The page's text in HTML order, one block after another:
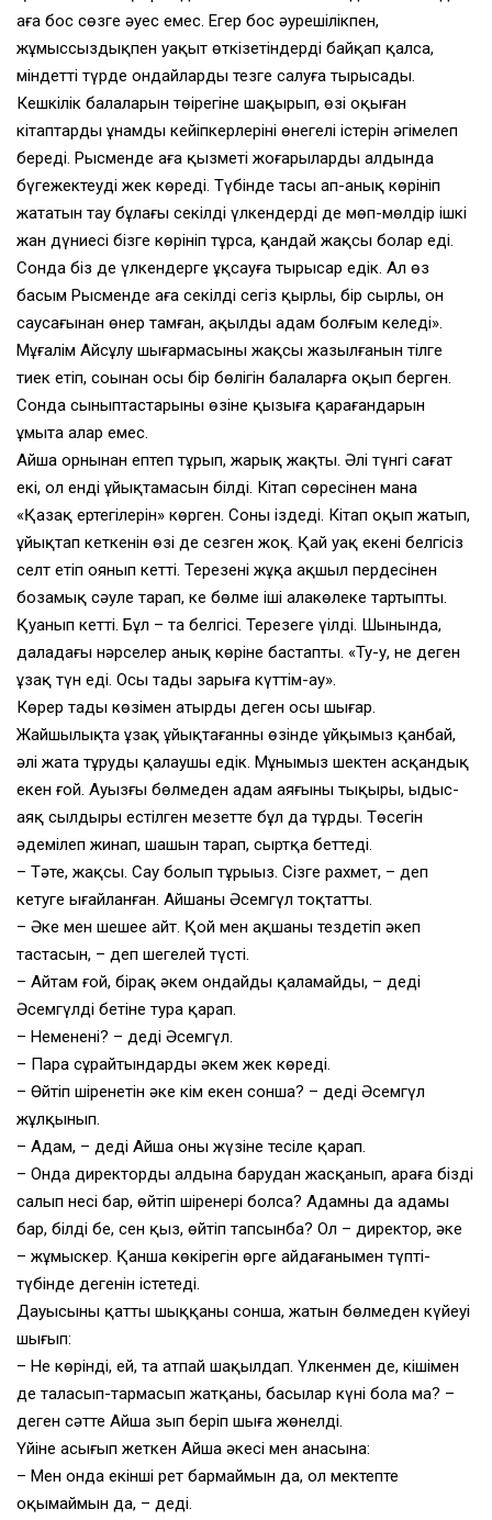
аға бос сөзге әуес емес. Егер бос әурешілікпен,
жұмыссыздықпен уақыт өткізетіндерді байқап қалса,
міндетті түрде ондайларды тезге салуға тырысады.
Кешкілік балаларын төңірегіне шақырып, өзі оқыған
кітаптардың ұнамды кейіпкерлерінің өнегелі істерін әңгімелеп
береді. Рысменде аға қызметі жоғарылардың алдында
бүгежектеуді жек көреді. Түбінде тасы ап-анық көрініп
жататын тау бұлағы секілді үлкендердің де мөп-мөлдір ішкі
жан дүниесі бізге көрініп тұрса, қандай жақсы болар еді.
Сонда біз де үлкендерге ұқсауға тырысар едік. Ал өз
басым Рысменде аға секілді сегіз қырлы, бір сырлы, он
саусағынан өнер тамған, ақылды адам болғым келеді».
Мұғалім Айсұлу шығармасының жақсы жазылғанын тілге
тиек етіп, соңынан осы бір бөлігін балаларға оқып берген.
Сонда сыныптастарының өзіне қызыға қарағандарын
ұмыта алар емес.
Айша орнынан ептеп тұрып, жарық жақты. Әлі түнгі сағат
екі, ол енді ұйықтамасын білді. Кітап сөресінен мана
«Қазақ ертегілерін» көрген. Соны іздеді. Кітап оқып жатып,
ұйықтап кеткенін өзі де сезген жоқ. Қай уақ екені белгісіз
селт етіп оянып кетті. Терезенің жұқа ақшыл пердесінен
бозамық сәуле тарап, кең бөлме іші алакөлеңке тартыпты.
Қуанып кетті. Бұл – таң белгісі. Терезеге үңілді. Шынында,
даладағы нәрселер анық көріне бастапты. «Ту-у, не деген
ұзақ түн еді. Осы таңды зарыға күттім-ау».
Көрер таңды көзімен атырды деген осы шығар.
Жайшылықта ұзақ ұйықтағанның өзінде ұйқымыз қанбай,
әлі жата тұруды қалаушы едік. Мұнымыз шектен асқандық
екен ғой. Ауызғы бөлмеден адам аяғының тықыры, ыдыс-
аяқ сылдыры естілген мезетте бұл да тұрды. Төсегін
әдемілеп жинап, шашын тарап, сыртқа беттеді.
– Тәте, жақсы. Сау болып тұрыңыз. Сізге рахмет, – деп
кетуге ыңғайланған. Айшаны Әсемгүл тоқтатты.
– Әкең мен шешеңе айт. Қой мен ақшаны тездетіп әкеп
тастасын, – деп шегелей түсті.
– Айтам ғой, бірақ әкем ондайды қаламайды, – деді
Әсемгүлдің бетіне тура қарап.
– Неменені? – деді Әсемгүл.
– Пара сұрайтындарды әкем жек көреді.
– Өйтіп шіренетін әкең кім екен сонша? – деді Әсемгүл
жұлқынып.
– Адам, – деді Айша оның жүзіне тесіле қарап.
– Онда директордың алдына барудан жасқанып, араға бізді
салып несі бар, өйтіп шіренері болса? Адамның да адамы
бар, білдің бе, сен қыз, өйтіп тапсынба? Ол – директор, әкең
– жұмыскер. Қанша көкірегін өрге айдағанымен түптің-
түбінде дегенін істетеді.
Дауысының қатты шыққаны сонша, жатын бөлмеден күйеуі
шығып:
– Не көрінді, ей, таң атпай шаңқылдап. Үлкенмен де, кішімен
де таласып-тармасып жатқаның, басылар күнің бола ма? –
деген сәтте Айша зып беріп шыға жөнелді.
Үйіне асығып жеткен Айша әкесі мен анасына:
– Мен онда екінші рет бармаймын да, ол мектепте
оқымаймын да, – деді.